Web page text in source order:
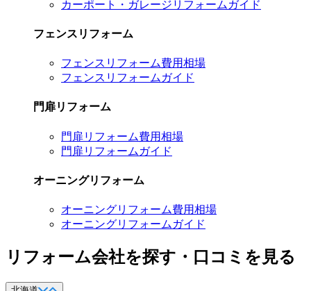
カーポート・ガレージリフォームガイド
フェンスリフォーム
フェンスリフォーム費用相場
フェンスリフォームガイド
門扉リフォーム
門扉リフォーム費用相場
門扉リフォームガイド
オーニングリフォーム
オーニングリフォーム費用相場
オーニングリフォームガイド
リフォーム会社を探す・口コミを見る